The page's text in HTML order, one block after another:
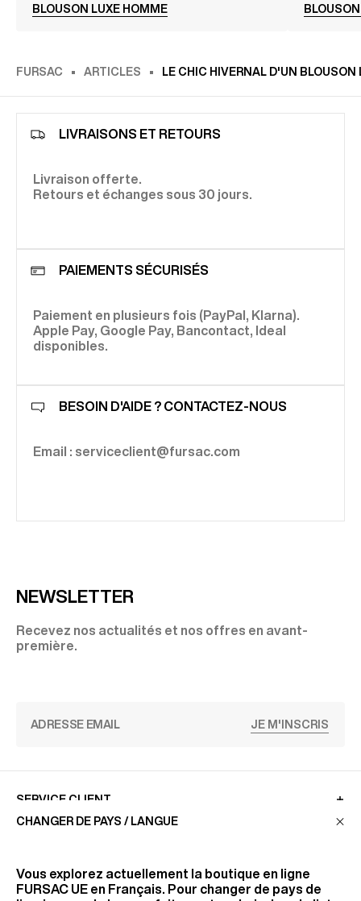
BLOUSON LUXE HOMME
FURSAC ARTICLES LE CHIC HIVERNAL D'UN BLOUSON
LIVRAISONS ET RETOURS
Livraison offerte.
Retours et échanges sous 30 jours.
PAIEMENTS SÉCURISÉS
Paiement en plusieurs fois (PayPal, Klarna).
Apple Pay, Google Pay, Bancontact, Ideal
disponibles.
BESOIN D'AIDE ? CONTACTEZ-NOUS
Email : serviceclient@fursac.com
NEWSLETTER
Recevez nos actualités et nos offres en avant-
première.
JE M'INSCRIS
SERVICE CLIENT
CHANGER DE PAYS / LANGUE
Vous explorez actuellement la boutique en ligne
FURSAC UE en Français. Pour changer de pays de